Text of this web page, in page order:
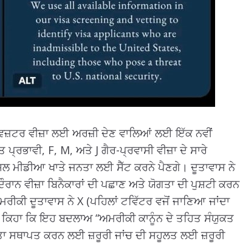
ਵੀਜ਼ਾ ਲਈ ਅਰਜ਼ੀ ਦੇਣ ਵਾਲਿਆਂ ਲਈ ਇੱਕ ਨਵੀਂ
F, M, ਅਤੇ J ਗੈਰ-ਪ੍ਰਵਾਸੀ ਵੀਜ਼ਾ ਦੇ ਸਾਰੇ
ਮੀਡੀਆ ਖਾਤੇ ਜਨਤਾ ਲਈ ਸੈੱਟ ਕਰਨੇ ਪੈਣਗੇ। ਦੂਤਾਵਾਸ ਨੇ
ਵੀਜ਼ਾ ਬਿਨੈਕਾਰਾਂ ਦੀ ਪਛਾਣ ਅਤੇ ਯੋਗਤਾ ਦੀ ਪੁਸ਼ਟੀ ਕਰਨ
ਦੂਤਾਵਾਸ ਨੇ X (ਪਹਿਲਾਂ ਟਵਿੱਟਰ ਵਜੋਂ ਜਾਣਿਆ ਜਾਂਦਾ
ਕਿ ਇਹ ਬਦਲਾਅ “ਅਮਰੀਕੀ ਕਾਨੂੰਨ ਦੇ ਤਹਿਤ ਸੰਯੁਕਤ
ਸਥਾਪਤ ਕਰਨ ਲਈ ਜ਼ਰੂਰੀ ਜਾਂਚ ਦੀ ਸਹੂਲਤ ਲਈ ਜ਼ਰੂਰੀ